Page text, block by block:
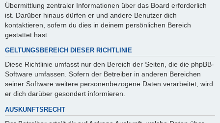
Übermittlung zentraler Informationen über das Board erforderlich
ist. Darüber hinaus dürfen er und andere Benutzer dich
kontaktieren, sofern du dies in deinem persönlichen Bereich
gestattet hast.
GELTUNGSBEREICH DIESER RICHTLINIE
Diese Richtlinie umfasst nur den Bereich der Seiten, die die phpBB-
Software umfassen. Sofern der Betreiber in anderen Bereichen
seiner Software weitere personenbezogene Daten verarbeitet, wird
er dich darüber gesondert informieren.
AUSKUNFTSRECHT